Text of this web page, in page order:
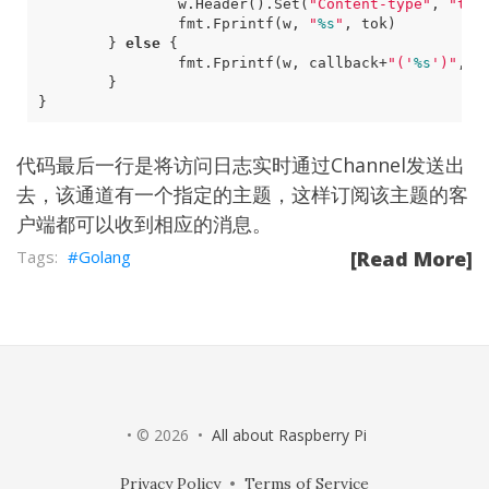
w. Header() . Set ( "Content-type" ,
fmt . Fprintf (w, "%s " , tok )
} else
{
fmt . Fprintf (w, callback+"(' %s ')" ,
}
}
代码最后一行是将访问日志实时通过Channel发送出
去，该通道有一个指定的主题，这样订阅该主题的客
户端都可以收到相应的消息。
[Read More]
Golang
• © 2026 • All about Raspberry Pi
Privacy Policy• Terms of Service